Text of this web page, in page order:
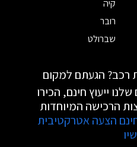
קיה
רובר
שברולט
רכב? הגעתם למקום
ייעוץ חינם, הכירו
הרכישה המיוחדות
הצעה אטרקטיבית